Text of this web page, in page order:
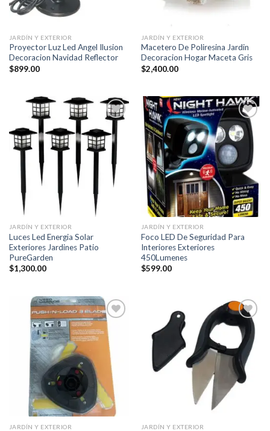
JARDÍN Y EXTERIOR
Proyector Luz Led Angel Ilusion
Decoracion Navidad Reflector
$899.00
JARDÍN Y EXTERIOR
Macetero De Poliresina Jardin
Decoracion Hogar Maceta Gris
$2,400.00
Añadir
a la
lista de
deseos
JARDÍN Y EXTERIOR
Luces Led Energia Solar
Exteriores Jardines Patio
PureGarden
$1,300.00
Añadir
a la
lista de
deseos
JARDÍN Y EXTERIOR
Foco LED De Seguridad Para
Interiores Exteriores
450Lumenes
$599.00
Añadir
a la
lista de
deseos
JARDÍN Y EXTERIOR
Añadir
a la
lista de
deseos
JARDÍN Y EXTERIOR